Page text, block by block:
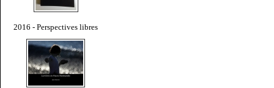
2016 - Perspectives libres